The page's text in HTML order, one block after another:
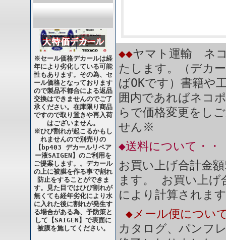
※セール価格デカールは経
年により劣化している可能
性もあります。その為、セ
ール価格となっております
ので製品不都合による返品
交換はできませんのでご了
承ください。在庫限り商品
ですので取り置きや再入荷
はございません。
※ひび割れが起こるかもし
れませんので別売りの
【bp403 デカールリペア
ー液SAIGEN】のご利用を
ご提案します。。デカール
の上に被膜を作る事で割れ
防止をすることができま
す。見た目ではひび割れが
無くても経年劣化により水
に入れた後に割れが発生す
る場合がある為、予防策と
して【SAIGEN】で表面に
被膜を施してください。
◆◆ヤマト運輸 ネ
たします。（デカ
ばOKです）書籍や
囲内であればネコ
らで価格変更をし
せん※
◆送料について・・
お買い上げ合計金
ます。 お買い上
により計算されま
◆メール便につい
カタログ、パンフ